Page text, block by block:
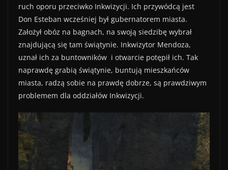
ruch oporu przeciwko Inkwizycji. Ich przywódcą jest
Don Esteban wcześniej był gubernatorem miasta.
Założył obóz na bagnach, na swoją siedzibę wybrał
znajdującą się tam świątynie. Inkwizytor Mendoza,
uznał ich za buntowników i otwarcie potępił ich. Tak
naprawdę grabią świątynie, buntują mieszkańców
miasta, radzą sobie na prawdę dobrze, są prawdziwym
problemem dla oddziałów Inkwizycji.